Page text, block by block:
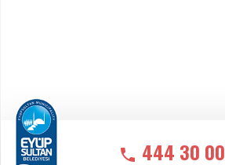
444 30 00